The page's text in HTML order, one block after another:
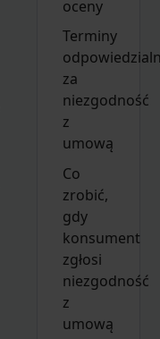
oceny
Terminy
za
niezgodność
z
umową
Co
zrobić,
gdy
konsument
zgłosi
niezgodność
z
umową